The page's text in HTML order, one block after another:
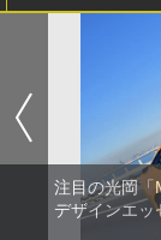
注目の光岡「
デザインエッ